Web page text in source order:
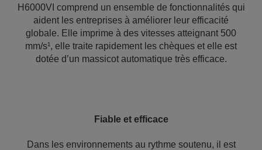
H6000VI comprend un ensemble de fonctionnalités qui
aident les entreprises à améliorer leur efficacité
globale. Elle imprime à des vitesses atteignant 500
mm/s¹, elle traite rapidement les chèques et elle est
dotée d’un massicot automatique très efficace.
Fiable et efficace
Dans les environnements au rythme soutenu, il est